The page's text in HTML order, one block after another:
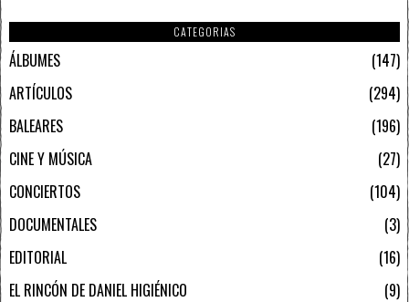
CATEGORIAS
ÁLBUMES
147
ARTÍCULOS
294
BALEARES
196
CINE Y MÚSICA
27
CONCIERTOS
104
DOCUMENTALES
3
EDITORIAL
16
EL RINCÓN DE DANIEL HIGIÉNICO
9